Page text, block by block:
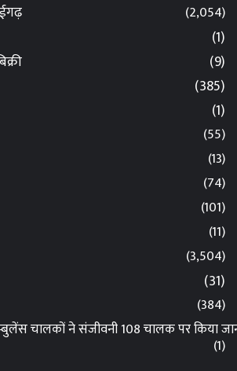
(2,054)
(1)
(9)
(385)
(1)
(55)
(13)
(74)
(101)
(11)
(3,504)
(31)
(384)
चालकों ने संजीवनी 108 चालक पर किया
(1)